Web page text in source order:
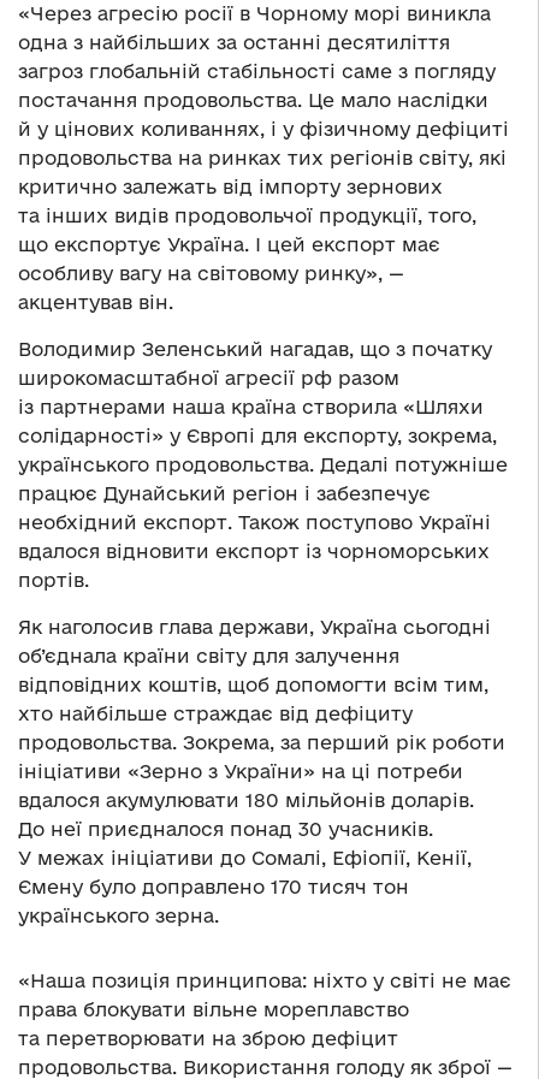
«Через агресію росії в Чорному морі виникла
одна з найбільших за останні десятиліття
загроз глобальній стабільності саме з погляду
постачання продовольства. Це мало наслідки
й у цінових коливаннях, і у фізичному дефіциті
продовольства на ринках тих регіонів світу, які
критично залежать від імпорту зернових
та інших видів продовольчої продукції, того,
що експортує Україна. І цей експорт має
особливу вагу на світовому ринку», —
акцентував він.
Володимир Зеленський нагадав, що з початку
широкомасштабної агресії рф разом
із партнерами наша країна створила «Шляхи
солідарності» у Європі для експорту, зокрема,
українського продовольства. Дедалі потужніше
працює Дунайський регіон і забезпечує
необхідний експорт. Також поступово Україні
вдалося відновити експорт із чорноморських
портів.
Як наголосив глава держави, Україна сьогодні
об’єднала країни світу для залучення
відповідних коштів, щоб допомогти всім тим,
хто найбільше страждає від дефіциту
продовольства. Зокрема, за перший рік роботи
ініціативи «Зерно з України» на ці потреби
вдалося акумулювати 180 мільйонів доларів.
До неї приєдналося понад 30 учасників.
У межах ініціативи до Сомалі, Ефіопії, Кенії,
Ємену було доправлено 170 тисяч тон
українського зерна.
«Наша позиція принципова: ніхто у світі не має
права блокувати вільне мореплавство
та перетворювати на зброю дефіцит
продовольства. Використання голоду як зброї —